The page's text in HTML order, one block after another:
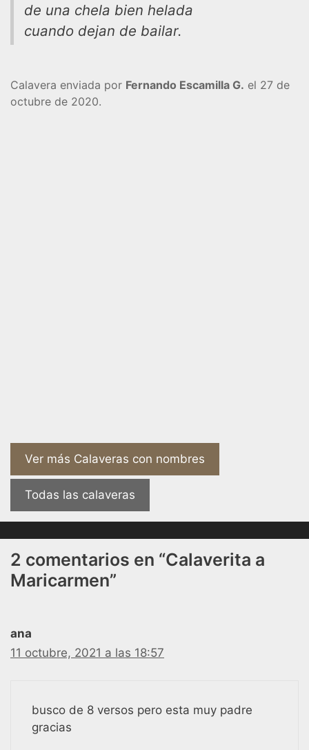
de una chela bien helada
cuando dejan de bailar.
Calavera enviada por Fernando Escamilla G. el 27 de
octubre de 2020.
Ver más Calaveras con nombres
Todas las calaveras
2 comentarios en “Calaverita a
Maricarmen”
ana
11 octubre, 2021 a las 18:57
busco de 8 versos pero esta muy padre
gracias